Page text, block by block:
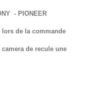
- PIONEER
lors de la commande
de recule une